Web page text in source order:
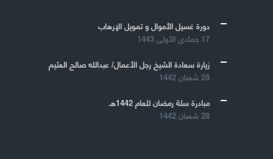
دورة غسيل الأموال و تمويل الإرهاب
17 جمادى الأولى 1443
زيارة سعادة الشيخ رجل الأعمال/ عبدالله صالح العثيم
28 شعبان 1442
مبادرة سلة رمضان للعام 1442هـ
28 شعبان 1442